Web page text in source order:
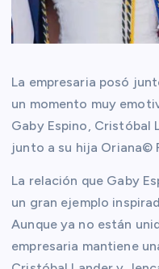
La empresaria posó
un momento muy
Gaby Espino, Cristóbal
junto a su hija Oriana©
La relación que Gaby
un gran ejemplo
Aunque ya no están
empresaria mantiene